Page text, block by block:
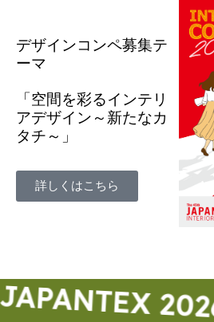
デザインコンペ募集テ
ーマ
「空間を彩るインテリ
アデザイン～新たなカ
タチ～」
詳しくはこちら
2026